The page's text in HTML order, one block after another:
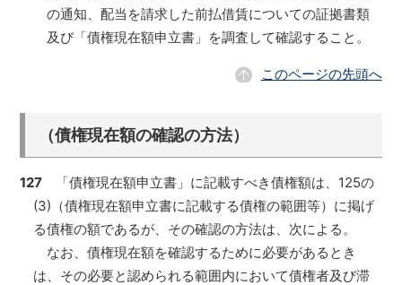
の通知、配当を請求した前払借賃についての証拠書類
及び「債権現在額申立書」を調査して確認すること。
このページの先頭へ
（債権現在額の確認の方法）
127 「債権現在額申立書」に記載すべき債権額は、125の
(3)（債権現在額申立書に記載する債権の範囲等）に掲げ
る債権の額であるが、その確認の方法は、次による。
なお、債権現在額を確認するために必要があるとき
は、その必要と認められる範囲内において債権者及び滞